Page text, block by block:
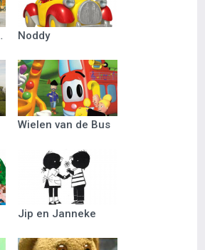
Noddy
Wielen van de Bus
Jip en Janneke